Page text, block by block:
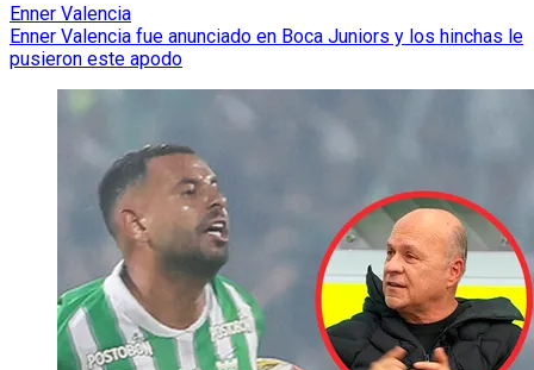
Enner Valencia
Enner Valencia fue anunciado en Boca Juniors y los hinchas le
pusieron este apodo